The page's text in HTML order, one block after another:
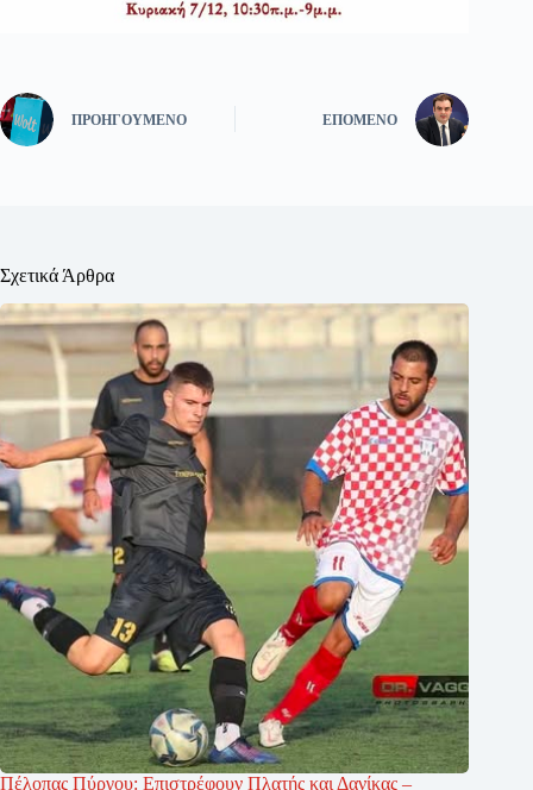
ΠΡΟΗΓΟΎΜΕΝΟ ΕΠΌΜΕΝΟ
Σχετικά Άρθρα
Πέλοπας Πύργου: Επιστρέφουν Πλατής και Δανίκας –